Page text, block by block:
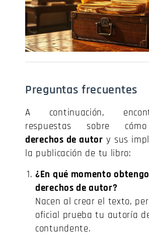
Preguntas frecuentes
A continuación,
respuestas sobre
derechos de autor y sus
la publicación de tu libro:
¿En qué momento
derechos de autor?
Nacen al crear el texto,
oficial prueba tu autoría
contundente.